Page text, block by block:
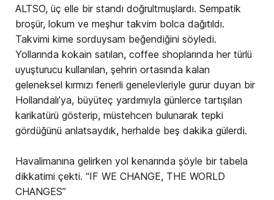
ALTSO, üç elle bir standı doğrultmuşlardı. Sempatik
broşür, lokum ve meşhur takvim bolca dağıtıldı.
Takvimi kime sorduysam beğendiğini söyledi.
Yollarında kokain satılan, coffee shoplarında her türlü
uyuşturucu kullanılan, şehrin ortasında kalan
geleneksel kırmızı fenerli genelevleriyle gurur duyan bir
Hollandalı’ya, büyüteç yardımıyla günlerce tartışılan
karikatürü gösterip, müstehcen bulunarak tepki
gördüğünü anlatsaydık, herhalde beş dakika gülerdi.
Havalimanına gelirken yol kenarında şöyle bir tabela
dikkatimi çekti. “IF WE CHANGE, THE WORLD
CHANGES”